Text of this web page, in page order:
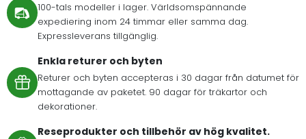
100-tals modeller i lager. Världsomspännande
expediering inom 24 timmar eller samma dag.
Expressleverans tillgänglig.
Enkla returer och byten
Returer och byten accepteras i 30 dagar från datumet för
mottagande av paketet. 90 dagar för träkartor och
dekorationer.
Reseprodukter och tillbehör av hög kvalitet.